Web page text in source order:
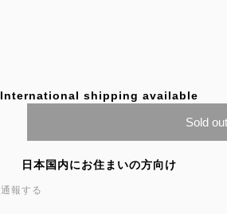
International shipping available
Sold out
日本国内にお住まいの方向け
通報する